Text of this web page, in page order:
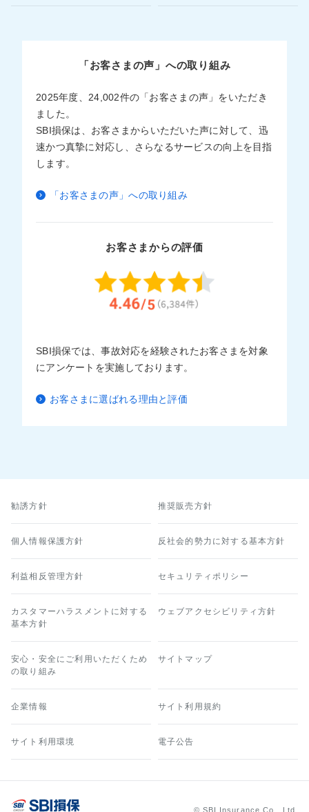
「お客さまの声」への取り組み
2025年度、24,002件の「お客さまの声」をいただき
ました。
SBI損保は、お客さまからいただいた声に対して、迅
速かつ真摯に対応し、さらなるサービスの向上を目指
します。
「お客さまの声」への取り組み
お客さまからの評価
SBI損保では、事故対応を経験されたお客さまを対象
にアンケートを実施しております。
お客さまに選ばれる理由と評価
勧誘方針 推奨販売方針
個人情報保護方針 反社会的勢力に対する基本方針
利益相反管理方針 セキュリティポリシー
カスタマーハラスメントに対する
基本方針
ウェブアクセシビリティ方針
安心・安全にご利用いただくため
の取り組み
サイトマップ
企業情報 サイト利用規約
サイト利用環境 電子公告
© SBI Insurance Co., Ltd.